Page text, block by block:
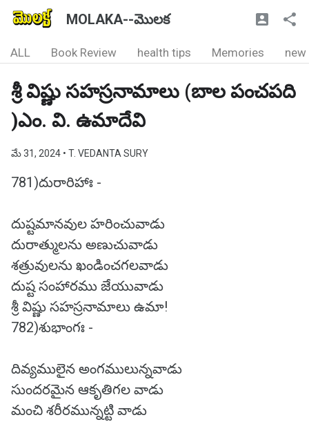
MOLAKA--మొలక
ALL Book Review health tips Memories new
శ్రీ విష్ణు సహస్రనామాలు (బాల పంచపది
)ఎం. వి. ఉమాదేవి
మే 31, 2024 • T. VEDANTA SURY
781)దురారిహాః -
దుష్టమానవుల హరించువాడు
దురాత్ములను అణుచువాడు
శత్రువులను ఖండించగలవాడు
దుష్ట సంహారము జేయువాడు
శ్రీ విష్ణు సహస్రనామాలు ఉమా!
782)శుభాంగః -
దివ్యములైన అంగములున్నవాడు
సుందరమైన ఆకృతిగల వాడు
మంచి శరీరమున్నట్టి వాడు